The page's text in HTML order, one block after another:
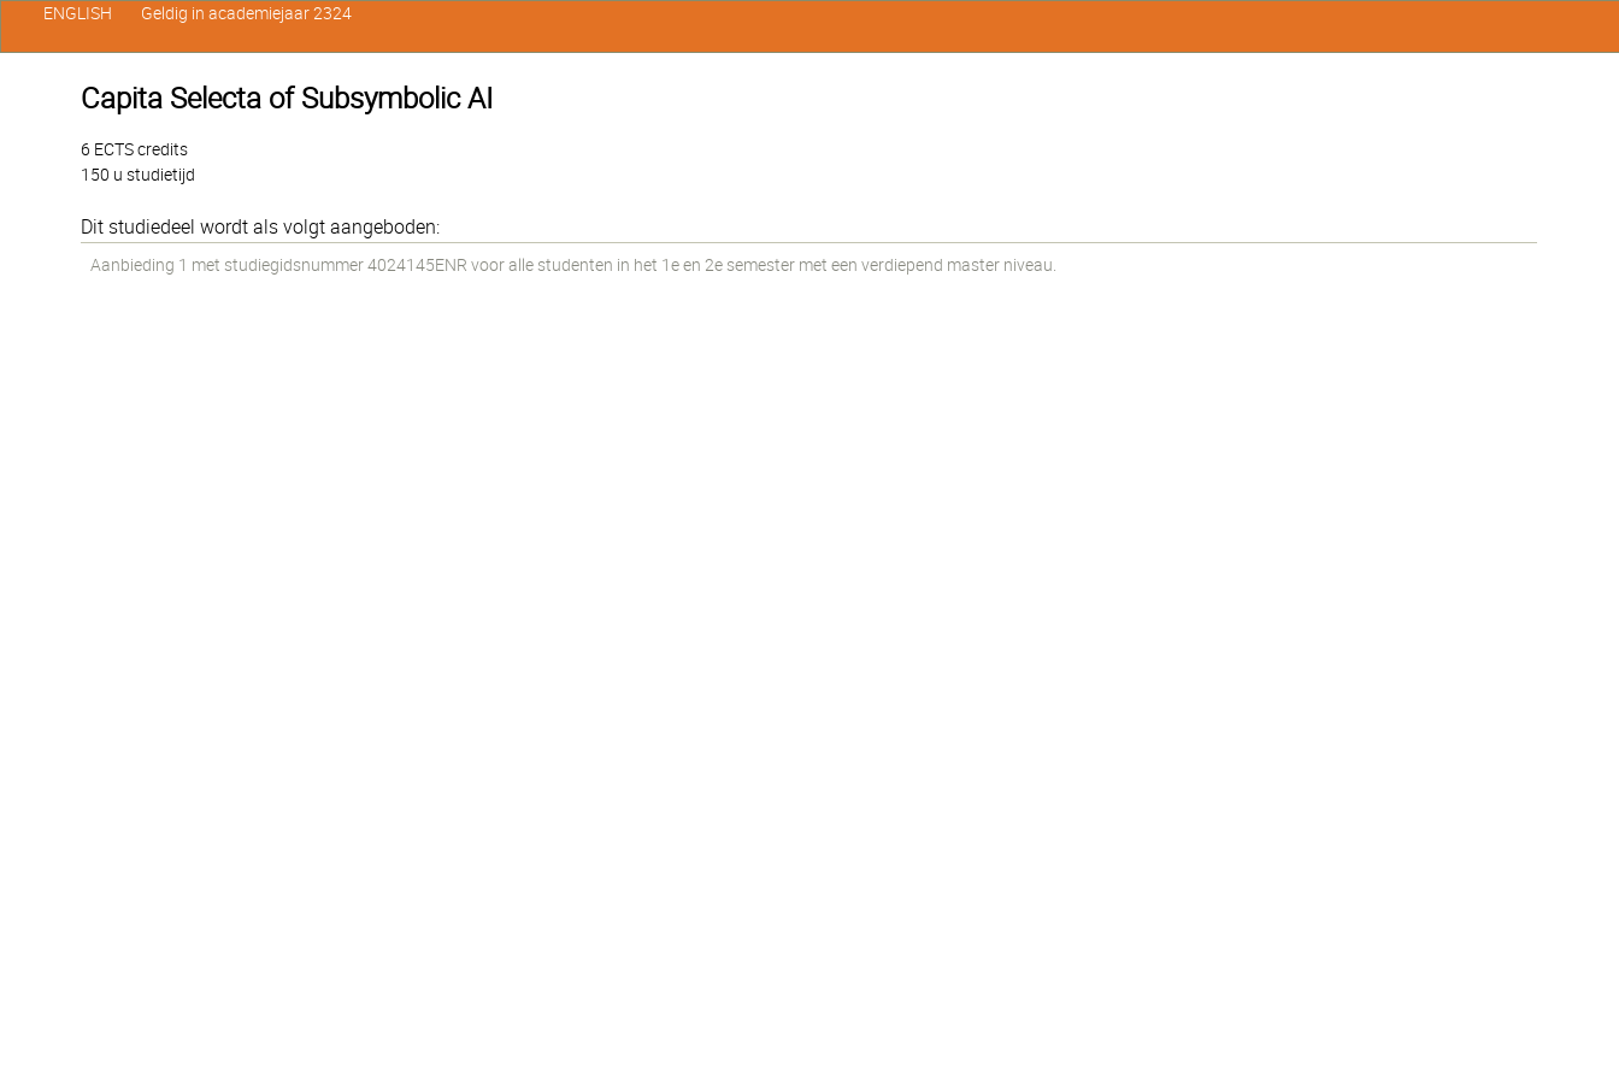
Capita Selecta of Subsymbolic AI
6 ECTS credits
150 u studietijd
Dit studiedeel wordt als volgt aangeboden:
Aanbieding 1 met studiegidsnummer 4024145ENR voor alle studenten in het 1e en 2e semester met een verdiepend master niveau.
ENGLISH Geldig in academiejaar 2324